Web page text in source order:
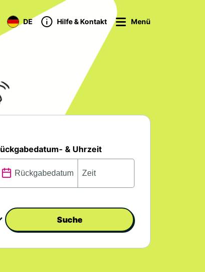
DE Hilfe & Kontakt Menü
& Uhrzeit
Suche